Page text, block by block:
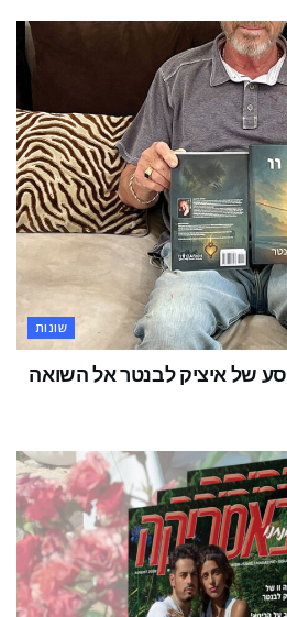
שונות
של איציק לבנטר אל השואה